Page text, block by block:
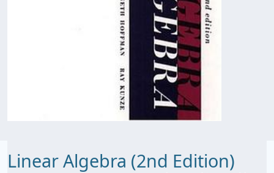
Linear Algebra (2nd Edition)